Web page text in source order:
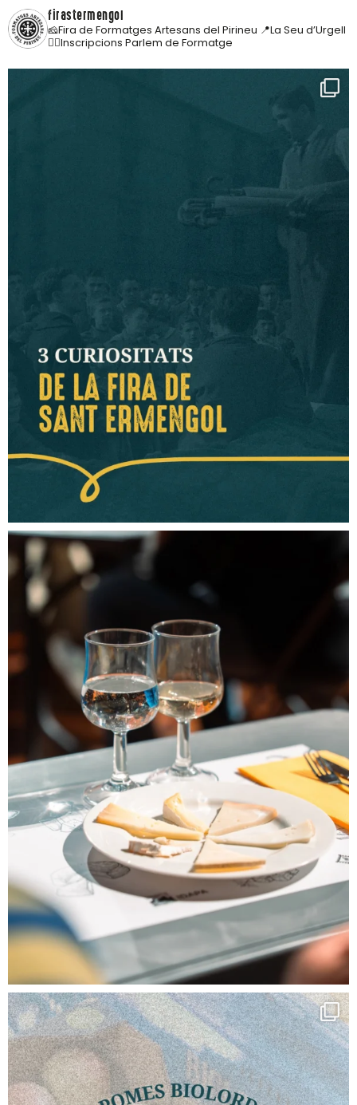
firastermengol
🧀Fira de Formatges Artesans del Pirineu 📍La Seu d’Urgell
👇🏼Inscripcions Parlem de Formatge